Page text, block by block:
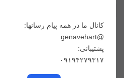
کانال ما در همه پیام رسانها:
@genavehart
پشتیبانی:
۰۹۱۹۴۲۷۹۳۱۷